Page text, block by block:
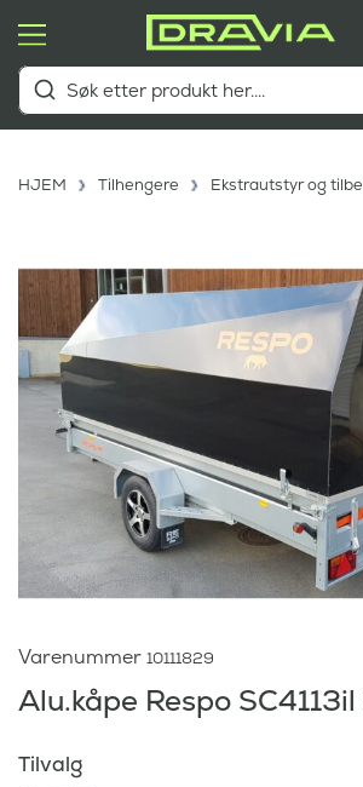
HJEM Tilhengere Ekstrautstyr og
Varenummer 10111829
Alu.kåpe Respo
Tilvalg